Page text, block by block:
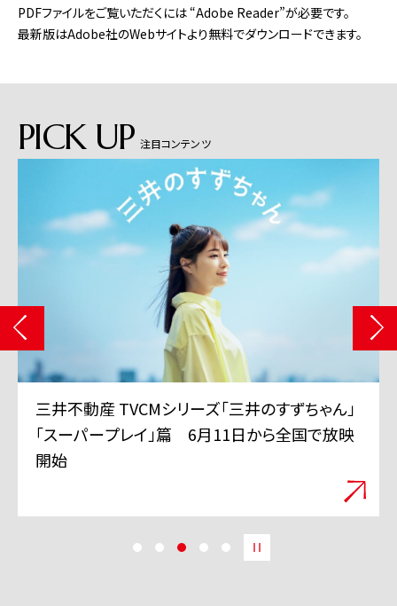
PDFファイルをご覧いただくには “Adobe Reader”が必要です。
最新版はAdobe社のWebサイトより無料でダウンロードできます。
PICK UP 注目コンテンツ
三井不動産 TVCMシリーズ「三井のすずちゃん」
「スーパープレイ」篇 6月11日から全国で放映
開始